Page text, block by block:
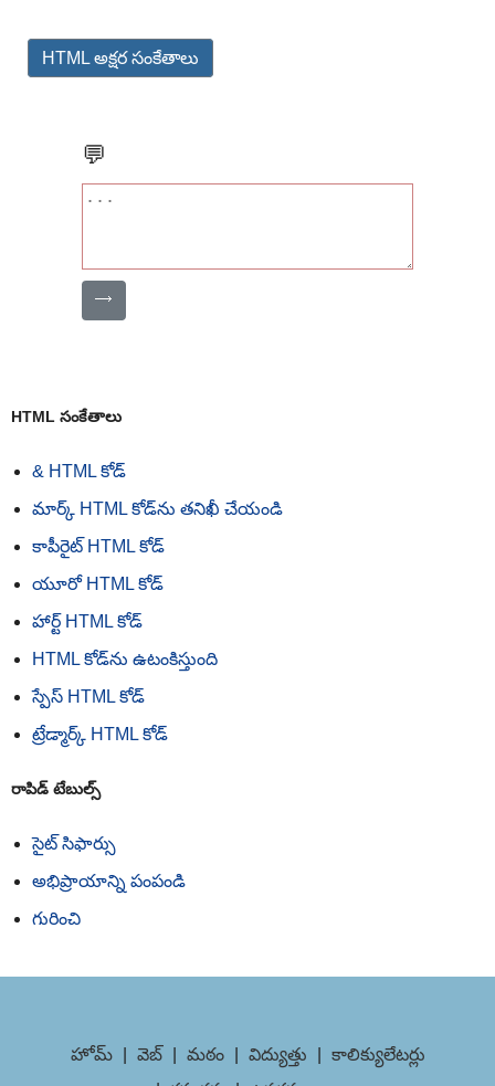
HTML అక్షర సంకేతాలు
💬
⟶
HTML సంకేతాలు
& HTML కోడ్
మార్క్ HTML కోడ్‌ను తనిఖీ చేయండి
కాపీరైట్ HTML కోడ్
యూరో HTML కోడ్
హార్ట్ HTML కోడ్
HTML కోడ్‌ను ఉటంకిస్తుంది
స్పేస్ HTML కోడ్
ట్రేడ్మార్క్ HTML కోడ్
రాపిడ్ టేబుల్స్
సైట్ సిఫార్సు
అభిప్రాయాన్ని పంపండి
గురించి
హోమ్ వెబ్ మఠం విద్యుత్తు
కాలిక్యులేటర్లు